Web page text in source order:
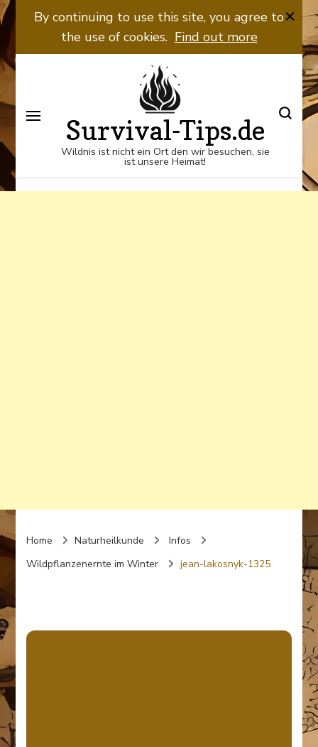
Wildnis ist nicht ein Ort den wir
besuchen, sie ist unsere Heimat!
By continuing to use this site, you agree to
the use of cookies. Find out more
Survival-Tips.de
Wildnis ist nicht ein Ort den wir besuchen, sie
ist unsere Heimat!
Home Naturheilkunde
Infos
Wildpflanzenernte im Winter
jean-lakosnyk-1325